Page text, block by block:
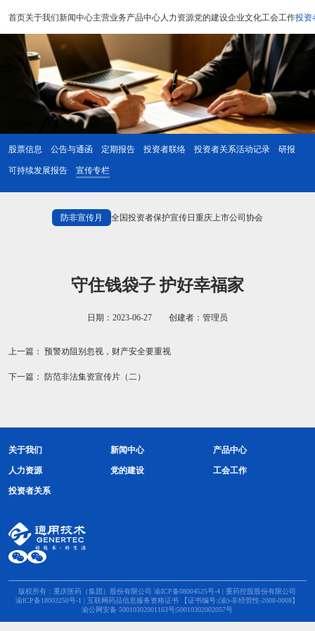
首页关于我们新闻中心主营业务产品中心 人力资源党的建设企业文化工会工作投资
股票信息 公告与通函 定期报告 投资者联络 投资者关系活动记录 研报
可持续发展报告 宣传专栏
防非宣传月 全国投资者保护宣传日 重庆上市公司协会
守住钱袋子 护好幸福家
日期：2023-06-27 创建者：管理员
上一篇： 预警劝阻别忽视，财产安全要重视
下一篇： 防范非法集资宣传片（二）
关于我们 新闻中心 产品中心
人力资源 党的建设 工会工作
投资者关系
版权所有：重庆医药（集团）股份有限公司渝ICP备08004525号-4 | 重药控股股份有限公司
渝ICP备18003250号-1
| 互联网药品信息服务资格证书 【证书编号:(渝)-非经营性-2008-0008】
渝公网安备 50010302001163号|50010302002057号